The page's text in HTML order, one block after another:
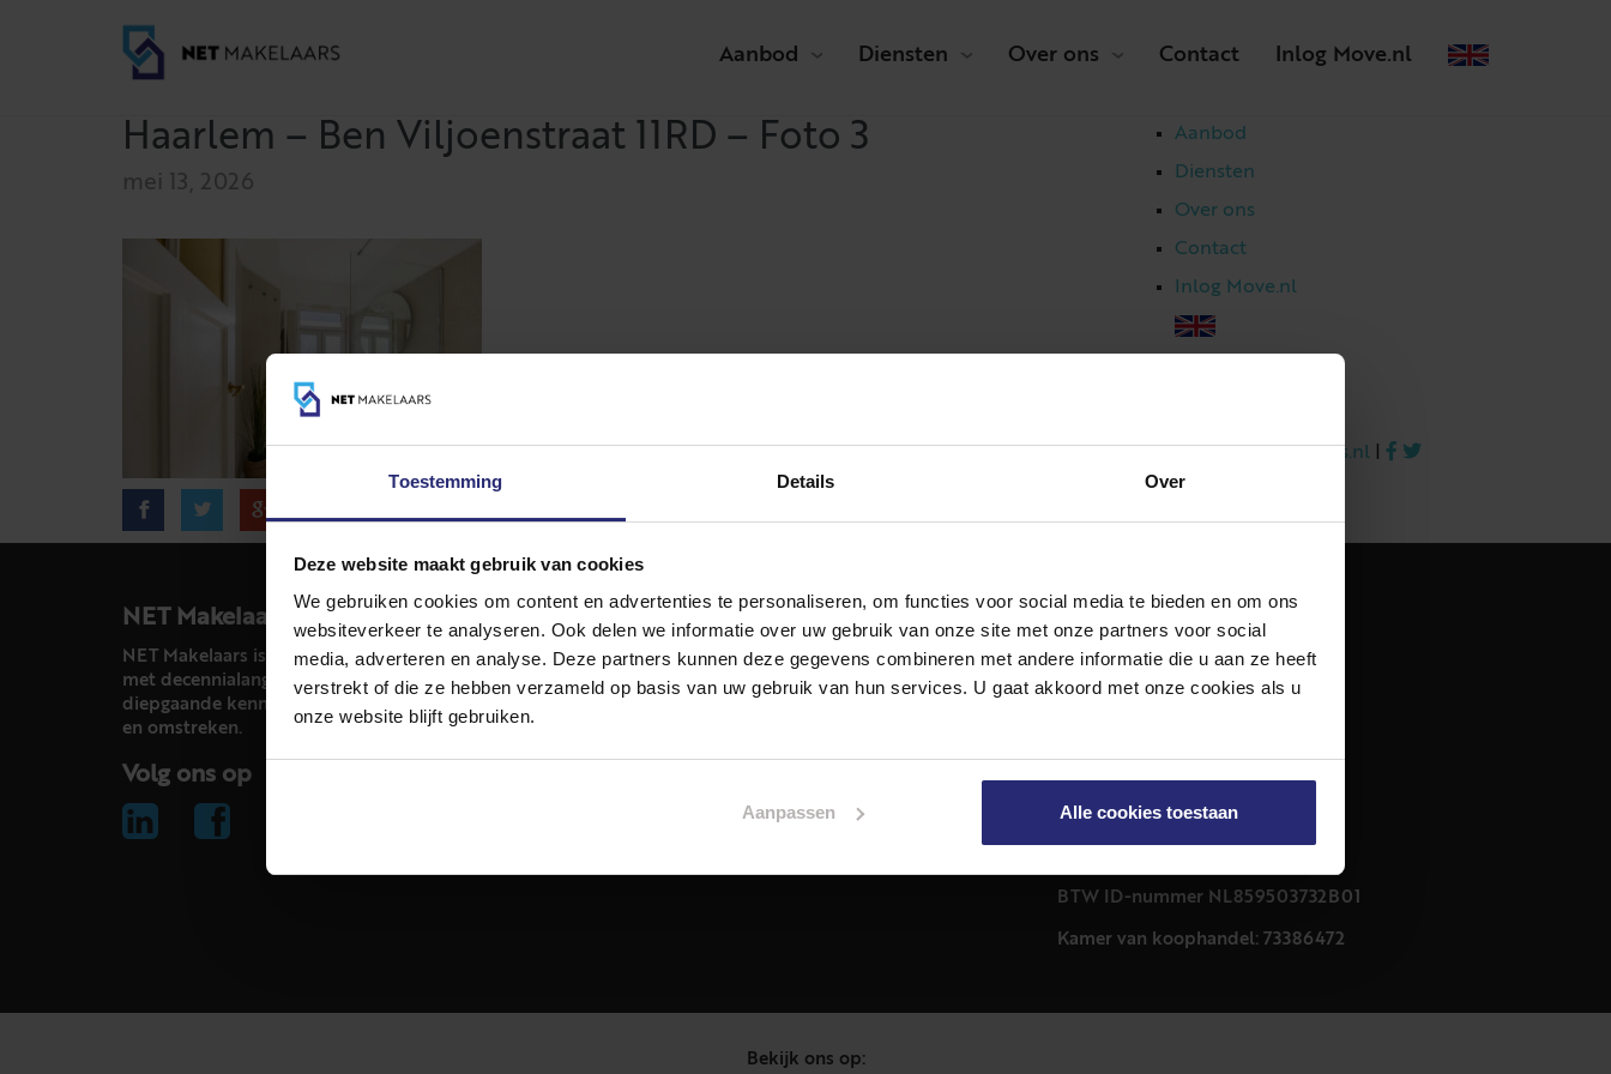
Toestemming Details Over
Deze website maakt gebruik van cookies
We gebruiken cookies om content en advertenties te personaliseren, om functies voor social media te bieden en om ons
websiteverkeer te analyseren. Ook delen we informatie over uw gebruik van onze site met onze partners voor social
media, adverteren en analyse. Deze partners kunnen deze gegevens combineren met andere informatie die u aan ze heeft
verstrekt of die ze hebben verzameld op basis van uw gebruik van hun services. U gaat akkoord met onze cookies als u
onze website blijft gebruiken.
Aanpassen Alle cookies toestaan
Aanbod Diensten Over ons Contact Inlog Move.nl
Haarlem – Ben Viljoenstraat 11RD – Foto 3
mei 13, 2026
Aanbod
Diensten
Over ons
Contact
Inlog Move.nl
info@netmakelaars.nl
NET Makelaars
NET Makelaars is een modern makelaarskantoor
met decennialange ervaring in het vak en
diepgaande kennis van de huizenmarkt in Haarlem
en omstreken.
Volg ons op
Diensten
Hypotheekadvies
Taxatie
Turfmarkt 32 zwart
2011 CB Haarlem
BTW ID-nummer NL859503732B01
Kamer van koophandel: 73386472
Bekijk ons op: